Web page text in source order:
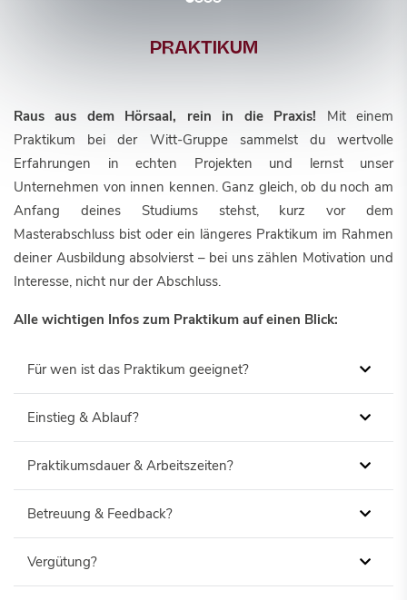
PRAKTIKUM
Raus aus dem Hörsaal, rein in die Praxis! Mit einem
Praktikum bei der Witt-Gruppe sammelst du wertvolle
Erfahrungen in echten Projekten und lernst unser
Unternehmen von innen kennen. Ganz gleich, ob du noch am
Anfang deines Studiums stehst, kurz vor dem
Masterabschluss bist oder ein längeres Praktikum im Rahmen
deiner Ausbildung absolvierst – bei uns zählen Motivation und
Interesse, nicht nur der Abschluss.
Alle wichtigen Infos zum Praktikum auf einen Blick:
Für wen ist das Praktikum geeignet?
Einstieg & Ablauf?
Praktikumsdauer & Arbeitszeiten?
Betreuung & Feedback?
Vergütung?